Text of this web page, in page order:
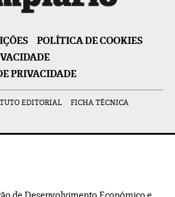
POLÍTICA DE COOKIES
PRIVACIDADE
EDITORIAL
FICHA TÉCNICA